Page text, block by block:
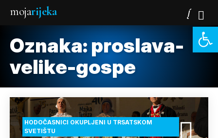
mojarijeka
Oznaka: proslava-
velike-gospe
HODOČASNICI OKUPLJENI U TRSATSKOM
SVETIŠTU